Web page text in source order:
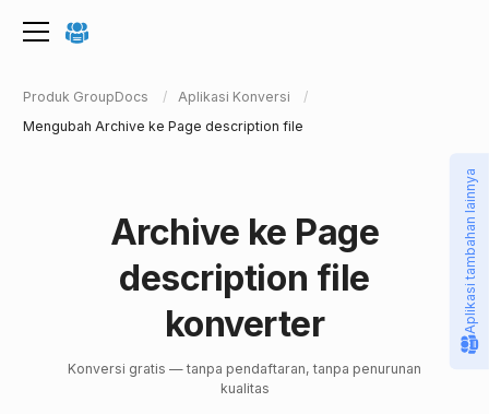
Produk GroupDocs
Aplikasi Konversi
Mengubah Archive ke Page description file
Archive ke Page
description file
konverter
Konversi gratis — tanpa pendaftaran, tanpa penurunan
kualitas
Aplikasi tambahan lainnya